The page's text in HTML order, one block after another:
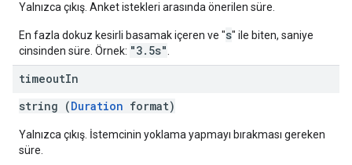
Yalnızca çıkış. Anket istekleri arasında önerilen süre.
En fazla dokuz kesirli basamak içeren ve "s" ile biten, saniye
cinsinden süre. Örnek: "3.5s"
timeoutIn
string (Duration format)
Yalnızca çıkış. İstemcinin yoklama yapmayı bırakması gereken
süre.